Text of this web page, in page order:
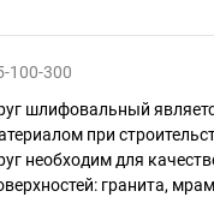
100-300
шлифовальный
при
необходим для
гранита,